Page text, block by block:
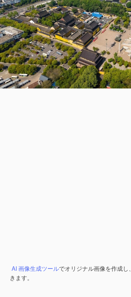
AI 画像生成ツールでオリジナル画像を作成し、
きます。